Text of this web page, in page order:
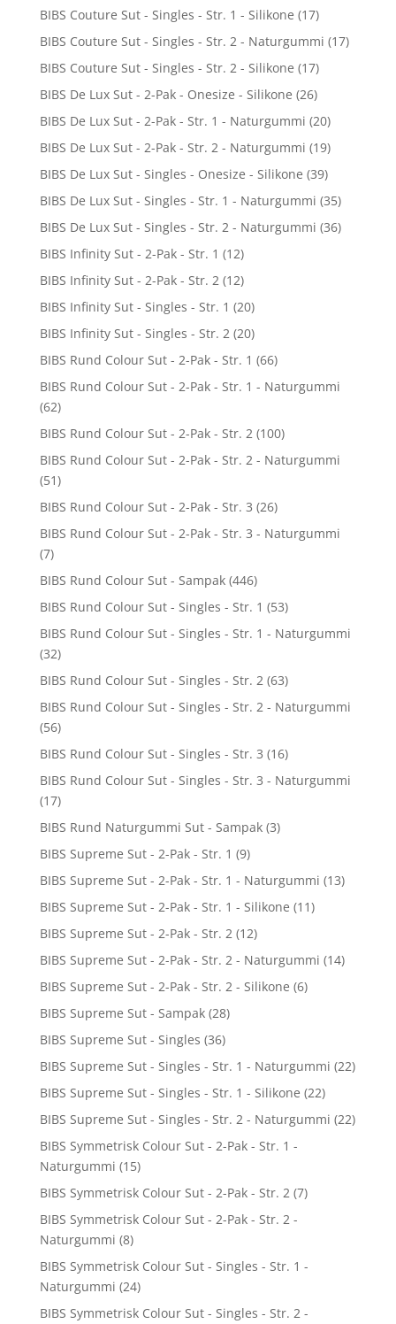
BIBS Couture Sut - Singles - Str. 1 - Silikone (17)
BIBS Couture Sut - Singles - Str. 2 - Naturgummi (17)
BIBS Couture Sut - Singles - Str. 2 - Silikone (17)
BIBS De Lux Sut - 2-Pak - Onesize - Silikone (26)
BIBS De Lux Sut - 2-Pak - Str. 1 - Naturgummi (20)
BIBS De Lux Sut - 2-Pak - Str. 2 - Naturgummi (19)
BIBS De Lux Sut - Singles - Onesize - Silikone (39)
BIBS De Lux Sut - Singles - Str. 1 - Naturgummi (35)
BIBS De Lux Sut - Singles - Str. 2 - Naturgummi (36)
BIBS Infinity Sut - 2-Pak - Str. 1 (12)
BIBS Infinity Sut - 2-Pak - Str. 2 (12)
BIBS Infinity Sut - Singles - Str. 1 (20)
BIBS Infinity Sut - Singles - Str. 2 (20)
BIBS Rund Colour Sut - 2-Pak - Str. 1 (66)
BIBS Rund Colour Sut - 2-Pak - Str. 1 - Naturgummi
(62)
BIBS Rund Colour Sut - 2-Pak - Str. 2 (100)
BIBS Rund Colour Sut - 2-Pak - Str. 2 - Naturgummi
(51)
BIBS Rund Colour Sut - 2-Pak - Str. 3 (26)
BIBS Rund Colour Sut - 2-Pak - Str. 3 - Naturgummi
(7)
BIBS Rund Colour Sut - Sampak (446)
BIBS Rund Colour Sut - Singles - Str. 1 (53)
BIBS Rund Colour Sut - Singles - Str. 1 - Naturgummi
(32)
BIBS Rund Colour Sut - Singles - Str. 2 (63)
BIBS Rund Colour Sut - Singles - Str. 2 - Naturgummi
(56)
BIBS Rund Colour Sut - Singles - Str. 3 (16)
BIBS Rund Colour Sut - Singles - Str. 3 - Naturgummi
(17)
BIBS Rund Naturgummi Sut - Sampak (3)
BIBS Supreme Sut - 2-Pak - Str. 1 (9)
BIBS Supreme Sut - 2-Pak - Str. 1 - Naturgummi (13)
BIBS Supreme Sut - 2-Pak - Str. 1 - Silikone (11)
BIBS Supreme Sut - 2-Pak - Str. 2 (12)
BIBS Supreme Sut - 2-Pak - Str. 2 - Naturgummi (14)
BIBS Supreme Sut - 2-Pak - Str. 2 - Silikone (6)
BIBS Supreme Sut - Sampak (28)
BIBS Supreme Sut - Singles (36)
BIBS Supreme Sut - Singles - Str. 1 - Naturgummi (22)
BIBS Supreme Sut - Singles - Str. 1 - Silikone (22)
BIBS Supreme Sut - Singles - Str. 2 - Naturgummi (22)
BIBS Symmetrisk Colour Sut - 2-Pak - Str. 1 -
Naturgummi (15)
BIBS Symmetrisk Colour Sut - 2-Pak - Str. 2 (7)
BIBS Symmetrisk Colour Sut - 2-Pak - Str. 2 -
Naturgummi (8)
BIBS Symmetrisk Colour Sut - Singles - Str. 1 -
Naturgummi (24)
BIBS Symmetrisk Colour Sut - Singles - Str. 2 -